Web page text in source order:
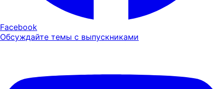
Facebook
Обсуждайте темы с выпускниками